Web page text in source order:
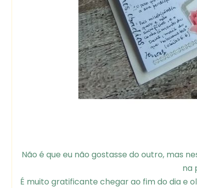
Não é que eu não gostasse do outro, mas
na
É muito gratificante chegar ao fim do dia e